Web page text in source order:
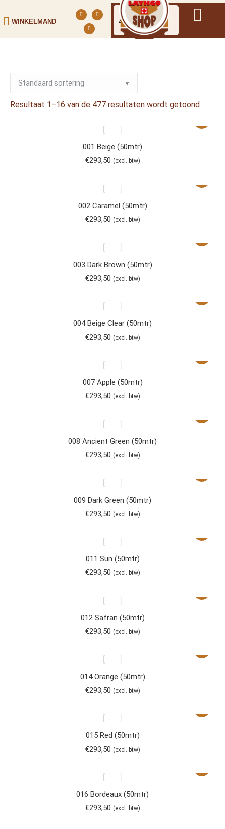
WINKELMAND
Resultaat 1–16 van de 477 resultaten wordt getoond
001 Beige (50mtr)
€293,50 (excl. btw)
002 Caramel (50mtr)
€293,50 (excl. btw)
003 Dark Brown (50mtr)
€293,50 (excl. btw)
004 Beige Clear (50mtr)
€293,50 (excl. btw)
007 Apple (50mtr)
€293,50 (excl. btw)
008 Ancient Green (50mtr)
€293,50 (excl. btw)
009 Dark Green (50mtr)
€293,50 (excl. btw)
011 Sun (50mtr)
€293,50 (excl. btw)
012 Safran (50mtr)
€293,50 (excl. btw)
014 Orange (50mtr)
€293,50 (excl. btw)
015 Red (50mtr)
€293,50 (excl. btw)
016 Bordeaux (50mtr)
€293,50 (excl. btw)